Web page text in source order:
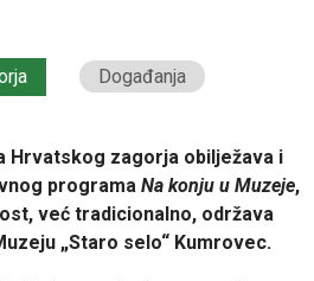
Događanja
Hrvatskog zagorja obilježava i
programa Na konju u Muzeje,
već tradicionalno, održava
„Staro selo“ Kumrovec.